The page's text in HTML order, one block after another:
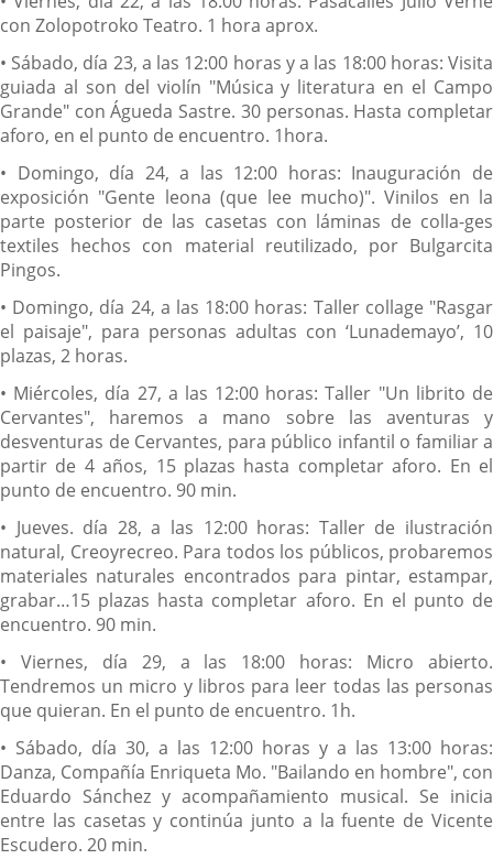
con Zolopotroko Teatro. 1 hora aprox.
• Sábado, día 23, a las 12:00 horas y a las 18:00 horas: Visita
guiada al son del violín "Música y literatura en el Campo
Grande" con Águeda Sastre. 30 personas. Hasta completar
aforo, en el punto de encuentro. 1hora.
• Domingo, día 24, a las 12:00 horas: Inauguración de
exposición "Gente leona (que lee mucho)". Vinilos en la
parte posterior de las casetas con láminas de colla-ges
textiles hechos con material reutilizado, por Bulgarcita
Pingos.
• Domingo, día 24, a las 18:00 horas: Taller collage "Rasgar
el paisaje", para personas adultas con ‘Lunademayo’, 10
plazas, 2 horas.
• Miércoles, día 27, a las 12:00 horas: Taller "Un librito de
Cervantes", haremos a mano sobre las aventuras y
desventuras de Cervantes, para público infantil o familiar a
partir de 4 años, 15 plazas hasta completar aforo. En el
punto de encuentro. 90 min.
• Jueves. día 28, a las 12:00 horas: Taller de ilustración
natural, Creoyrecreo. Para todos los públicos, probaremos
materiales naturales encontrados para pintar, estampar,
grabar…15 plazas hasta completar aforo. En el punto de
encuentro. 90 min.
• Viernes, día 29, a las 18:00 horas: Micro abierto.
Tendremos un micro y libros para leer todas las personas
que quieran. En el punto de encuentro. 1h.
• Sábado, día 30, a las 12:00 horas y a las 13:00 horas:
Danza, Compañía Enriqueta Mo. "Bailando en hombre", con
Eduardo Sánchez y acompañamiento musical. Se inicia
entre las casetas y continúa junto a la fuente de Vicente
Escudero. 20 min.